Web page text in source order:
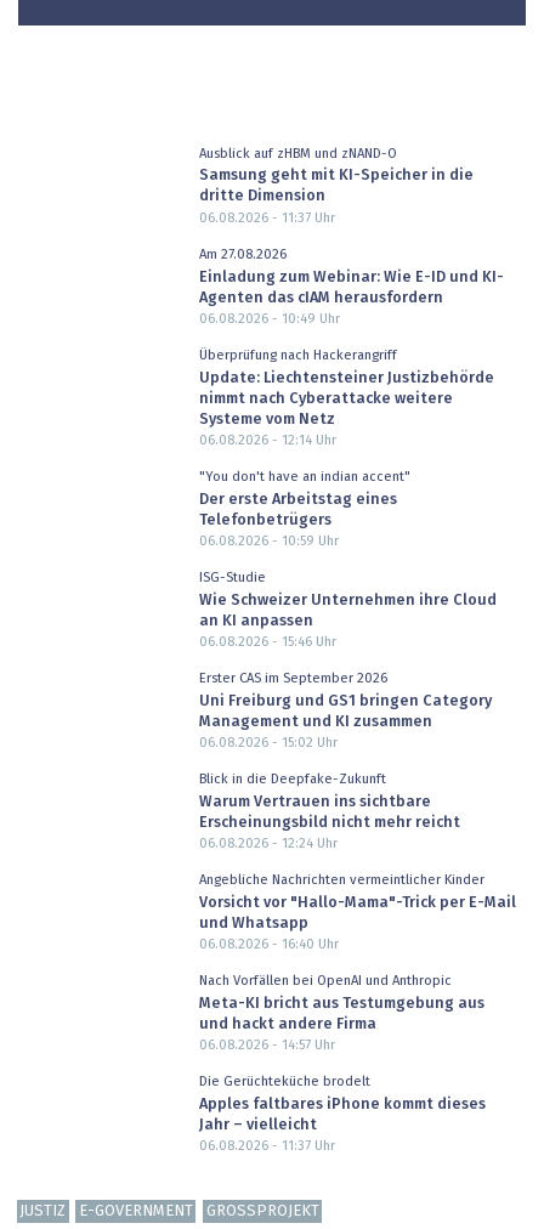
Ausblick auf zHBM und zNAND-O
Samsung geht mit KI-Speicher in die
dritte Dimension
06.08.2026 - 11:37Uhr
Am 27.08.2026
Einladung zum Webinar: Wie E-ID und KI-
Agenten das cIAM herausfordern
06.08.2026 - 10:49 Uhr
Überprüfung nach Hackerangriff
Update: Liechtensteiner Justizbehörde
nimmt nach Cyberattacke weitere
Systeme vom Netz
06.08.2026 - 12:14Uhr
"You don't have an indian accent"
Der erste Arbeitstag eines
Telefonbetrügers
06.08.2026 - 10:59 Uhr
ISG-Studie
Wie Schweizer Unternehmen ihre Cloud
an KI anpassen
06.08.2026 - 15:46Uhr
Erster CAS im September 2026
Uni Freiburg und GS1 bringen Category
Management und KI zusammen
06.08.2026 - 15:02 Uhr
Blick in die Deepfake-Zukunft
Warum Vertrauen ins sichtbare
Erscheinungsbild nicht mehr reicht
06.08.2026 - 12:24Uhr
Angebliche Nachrichten vermeintlicher Kinder
Vorsicht vor "Hallo-Mama"-Trick per E-Mail
und Whatsapp
06.08.2026 - 16:40 Uhr
Nach Vorfällen bei OpenAI und Anthropic
Meta-KI bricht aus Testumgebung aus
und hackt andere Firma
06.08.2026 - 14:57Uhr
Die Gerüchteküche brodelt
Apples faltbares iPhone kommt dieses
Jahr – vielleicht
06.08.2026 - 11:37Uhr
JUSTIZ E-GOVERNMENT GROSSPROJEKT